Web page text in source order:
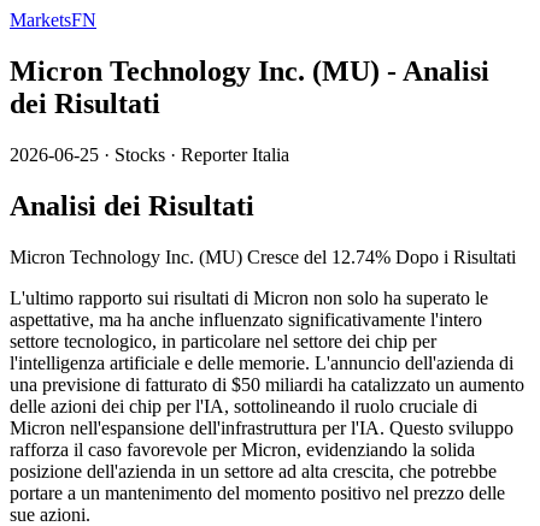
MarketsFN
Micron Technology Inc. (MU) - Analisi
dei Risultati
2026-06-25 · Stocks · Reporter Italia
Analisi dei Risultati
Micron Technology Inc. (MU) Cresce del 12.74% Dopo i Risultati
L'ultimo rapporto sui risultati di Micron non solo ha superato le
aspettative, ma ha anche influenzato significativamente l'intero
settore tecnologico, in particolare nel settore dei chip per
l'intelligenza artificiale e delle memorie. L'annuncio dell'azienda di
una previsione di fatturato di $50 miliardi ha catalizzato un aumento
delle azioni dei chip per l'IA, sottolineando il ruolo cruciale di
Micron nell'espansione dell'infrastruttura per l'IA. Questo sviluppo
rafforza il caso favorevole per Micron, evidenziando la solida
posizione dell'azienda in un settore ad alta crescita, che potrebbe
portare a un mantenimento del momento positivo nel prezzo delle
sue azioni.